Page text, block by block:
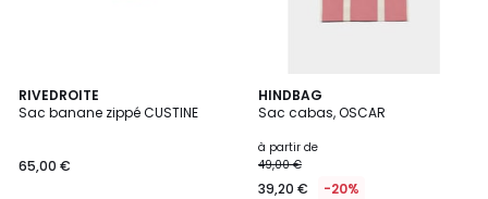
RIVEDROITE
Sac banane zippé CUSTINE
65,00 €
4
/
8
Couleurs
HINDBAG
Sac cabas, OSCAR
à partir de
49,00 €
39,20 € -20%
14
Couleurs